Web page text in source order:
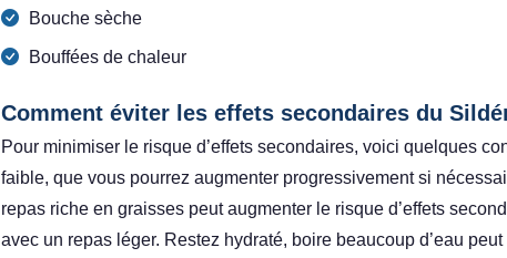
Bouche sèche
Bouffées de chaleur
Comment éviter les effets secondaires du
Pour minimiser le risque d’effets secondaires, voici quelques
faible, que vous pourrez augmenter progressivement si
repas riche en graisses peut augmenter le risque d’effets
avec un repas léger. Restez hydraté, boire beaucoup d’eau